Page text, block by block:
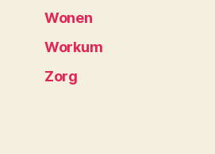
Wonen
Workum
Zorg